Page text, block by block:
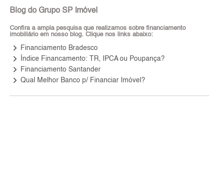
Blog do Grupo SP Imóvel
Confira a ampla pesquisa que realizamos sobre financiamento
imobiliário em nosso blog. Clique nos links abaixo:
keyboard_arrow_right Financiamento Bradesco
keyboard_arrow_right Índice Financamento: TR, IPCA ou Poupança?
keyboard_arrow_right Financiamento Santander
keyboard_arrow_right Qual Melhor Banco p/ Financiar Imóvel?